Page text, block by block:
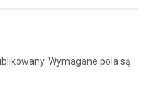
Wymagane pola są